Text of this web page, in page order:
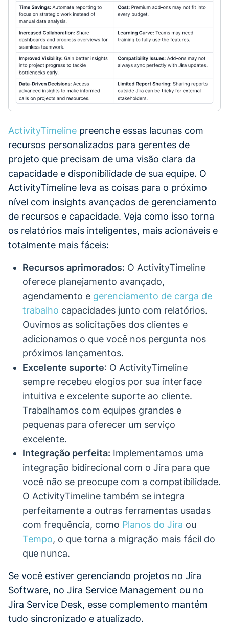
ActivityTimeline preenche essas lacunas com
recursos personalizados para gerentes de
projeto que precisam de uma visão clara da
capacidade e disponibilidade de sua equipe. O
ActivityTimeline leva as coisas para o próximo
nível com insights avançados de gerenciamento
de recursos e capacidade. Veja como isso torna
os relatórios mais inteligentes, mais acionáveis e
totalmente mais fáceis:
Recursos aprimorados: O ActivityTimeline
oferece planejamento avançado,
agendamento e gerenciamento de carga de
trabalho capacidades junto com relatórios.
Ouvimos as solicitações dos clientes e
adicionamos o que você nos pergunta nos
próximos lançamentos.
Excelente suporte: O ActivityTimeline
sempre recebeu elogios por sua interface
intuitiva e excelente suporte ao cliente.
Trabalhamos com equipes grandes e
pequenas para oferecer um serviço
excelente.
Integração perfeita: Implementamos uma
integração bidirecional com o Jira para que
você não se preocupe com a compatibilidade.
O ActivityTimeline também se integra
perfeitamente a outras ferramentas usadas
com frequência, como Planos do Jira ou
Tempo, o que torna a migração mais fácil do
que nunca.
Se você estiver gerenciando projetos no Jira
Software, no Jira Service Management ou no
Jira Service Desk, esse complemento mantém
tudo sincronizado e atualizado.